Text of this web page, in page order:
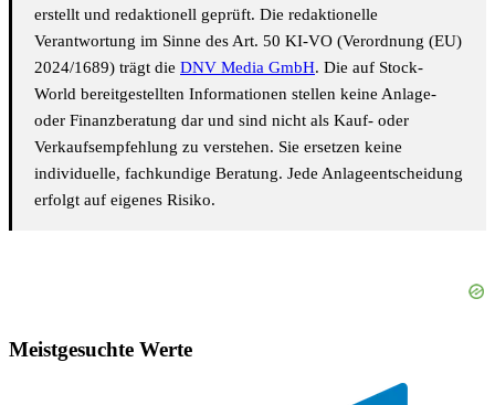
erstellt und redaktionell geprüft. Die redaktionelle
Verantwortung im Sinne des Art. 50 KI-VO (Verordnung (EU)
2024/1689) trägt die DNV Media GmbH. Die auf Stock-
World bereitgestellten Informationen stellen keine Anlage-
oder Finanzberatung dar und sind nicht als Kauf- oder
Verkaufsempfehlung zu verstehen. Sie ersetzen keine
individuelle, fachkundige Beratung. Jede Anlageentscheidung
erfolgt auf eigenes Risiko.
Meistgesuchte Werte